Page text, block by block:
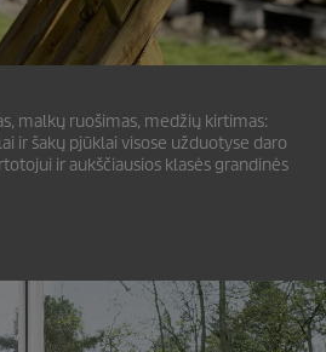
malkų ruošimas, medžių kirtimas:
ir šakų pjūklai visose užduotyse daro
ir aukščiausios klasės grandinės